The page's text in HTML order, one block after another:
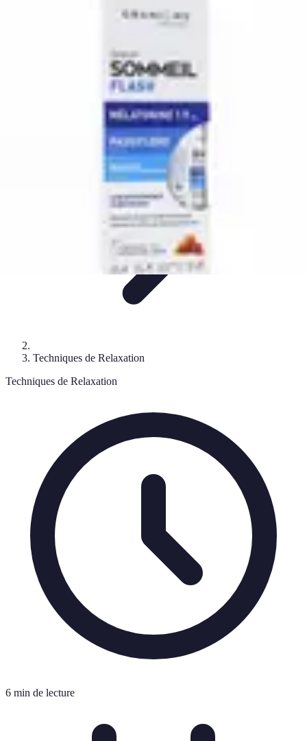
Conseils Pratiques
Relaxations Rapides
Techniques de Relaxation
Techniques de Relaxation
6 min de lecture